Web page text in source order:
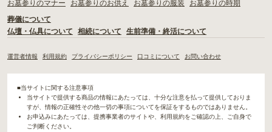
お墓参りのマナー
お墓参りのお供え お墓参りの服装
お墓参りの時期
葬儀について
仏壇・仏具について
相続について 生前準備・終活について
運営者情報 利用規約 プライバシーポリシー 口コミについて お問い合わせ
■当サイトに関する注意事項
当サイトで提供する商品の情報にあたっては、十分な注意を払って提供しておりま
すが、情報の正確性その他一切の事項についてを保証をするものではありません。
お申込みにあたっては、提携事業者のサイトや、利用規約をご確認の上、ご自身で
ご判断ください。